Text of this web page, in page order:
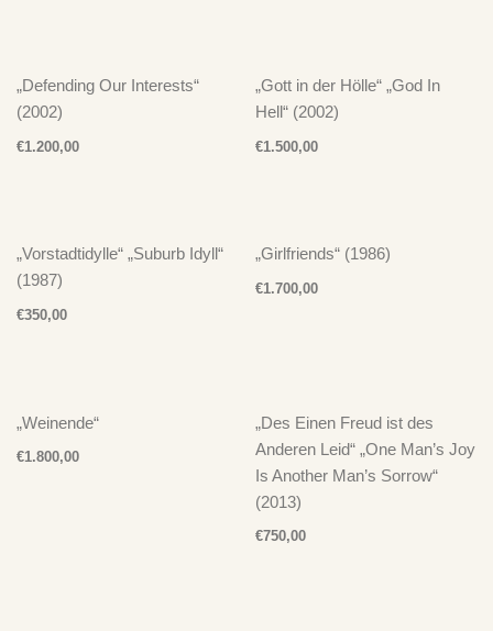
„Defending Our Interests“
(2002)
€1.200,00
„Gott in der Hölle“ „God In
Hell“ (2002)
€1.500,00
„Vorstadtidylle“ „Suburb Idyll“
(1987)
€350,00
„Girlfriends“ (1986)
€1.700,00
„Weinende“
€1.800,00
„Des Einen Freud ist des
Anderen Leid“ „One Man’s Joy
Is Another Man’s Sorrow“
(2013)
€750,00